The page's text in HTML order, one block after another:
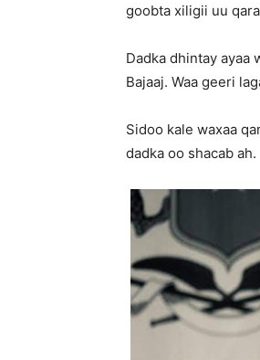
goobta xiligii uu
Dadka dhintay ayaa
Bajaaj. Waa geeri
Sidoo kale waxaa
dadka oo shacab ah.